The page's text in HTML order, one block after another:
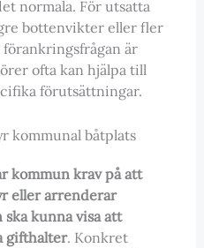
normala. För utsatta
bottenvikter eller fler
är
ofta kan hjälpa till
förutsättningar.
kommunal båtplats
kommun krav på att
eller arrenderar
kunna visa att
gifthalter. Konkret